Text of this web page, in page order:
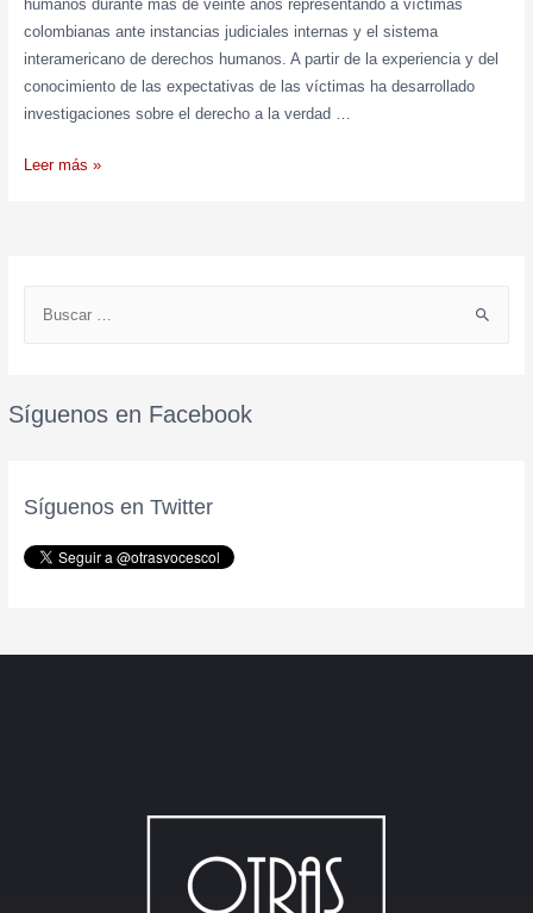
humanos durante más de veinte años representando a víctimas
colombianas ante instancias judiciales internas y el sistema
interamericano de derechos humanos. A partir de la experiencia y del
conocimiento de las expectativas de las víctimas ha desarrollado
investigaciones sobre el derecho a la verdad …
Leer más »
Síguenos en Facebook
Síguenos en Twitter